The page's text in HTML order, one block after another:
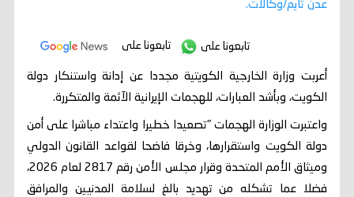
عدن تايم/وكالات.
تابعونا على تابعونا على
أعربت وزارة الخارجية الكويتية مجددا عن إدانة واستنكار دولة
الكويت، وبأشد العبارات، للهجمات الإيرانية الآثمة والمتكررة.
واعتبرت الوزارة الهجمات "تصعيدا خطيرا واعتداء مباشرا على أمن
دولة الكويت واستقرارها، وخرقا فاضحا لقواعد القانون الدولي
وميثاق الأمم المتحدة وقرار مجلس الأمن رقم 2817 لعام 2026،
فضلا عما تشكله من تهديد بالغ لسلامة المدنيين والمرافق